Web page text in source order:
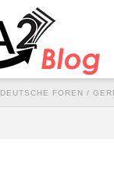
DEUTSCHE FOREN /